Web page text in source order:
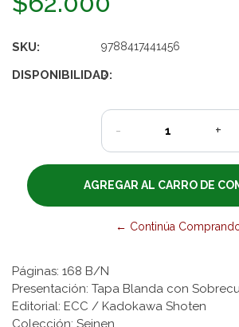
SKU: 9788417441456
DISPONIBILIDAD:
3
- +
← Continúa
Páginas: 168 B/N
Presentación: Tapa Blanda con
Editorial: ECC / Kadokawa Shoten
Colección: Seinen